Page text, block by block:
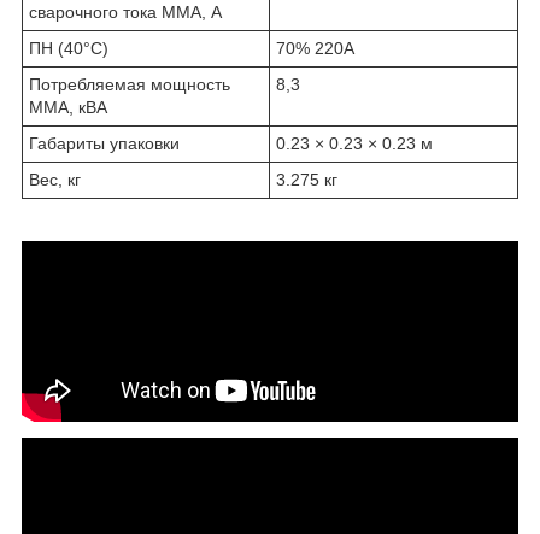
сварочного тока MMA, А
ПН (40°C)
70% 220A
Потребляемая мощность
ММА, кВА
8,3
Габариты упаковки
0.23 × 0.23 × 0.23 м
Вес, кг
3.275 кг